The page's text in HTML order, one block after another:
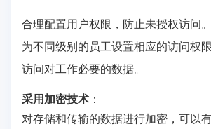
合理配置用户权限，防止未授权访问。
为不同级别的员工设置相应的访问权
访问对工作必要的数据。
采用加密技术 ：
对存储和传输的数据进行加密，可以